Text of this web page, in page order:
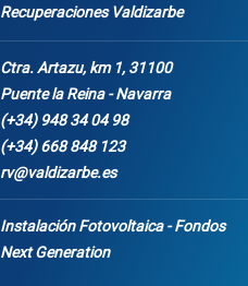
Recuperaciones Valdizarbe
Ctra. Artazu, km 1, 31100
Puente la Reina - Navarra
(+34) 948 34 04 98
(+34) 668 848 123
rv@valdizarbe.es
Instalación Fotovoltaica - Fondos
Next Generation